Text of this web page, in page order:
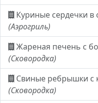
Куриные сердечки в
(Аэрогриль)
Жареная печень с
(Сковородка)
Свиные ребрышки с
(Сковородка)